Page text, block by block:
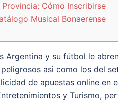
Cómo Inscribirse
Musical Bonaerense
Argentina y su fútbol le
asi como los del
de apuestas online en
y Turismo,